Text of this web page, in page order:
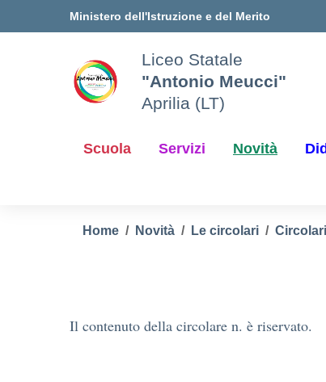
Ministero dell'Istruzione e del Merito
Liceo Statale
"Antonio Meucci"
Aprilia (LT)
Scuola Servizi Novità
Home Novità Le circolari
Il contenuto della circolare n. è riservato.